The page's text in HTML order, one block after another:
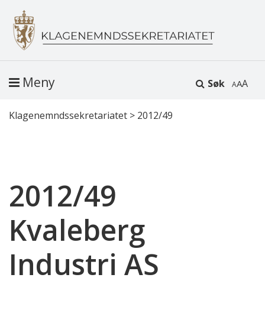
Søk A
Meny
Klagenemndssekretariatet > 2012/49
2012/49
Kvaleberg
Industri AS